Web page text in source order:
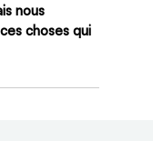
nous
choses qui